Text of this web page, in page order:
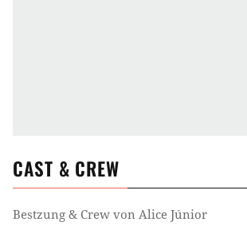
CAST & CREW
Bestzung & Crew von Alice Júnior